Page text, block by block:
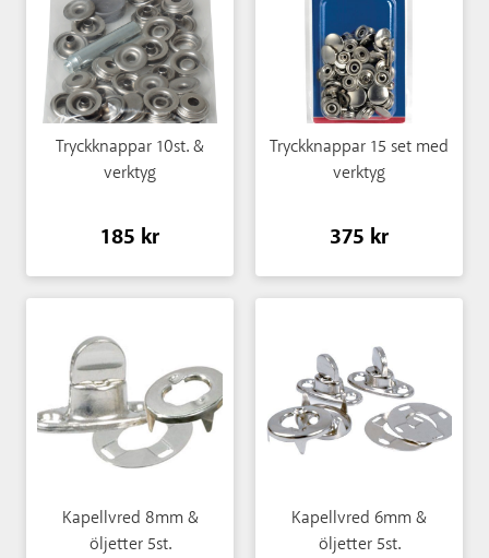
Tryckknappar 10st. &
verktyg
185 kr
Tryckknappar 15 set med
verktyg
375 kr
Kapellvred 8mm &
öljetter 5st.
Kapellvred 6mm &
öljetter 5st.